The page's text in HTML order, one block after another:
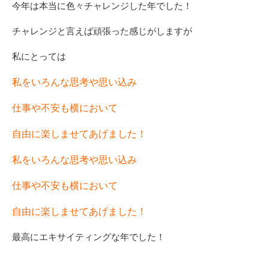
今年は本当に色々チャレンジした年でした！
チャレンジと言えば頑張った感じがしますが
私にとっては
私をいろんな思考や思い込み
仕事や不安も横において
自由に楽しませてあげました！
私をいろんな思考や思い込み
仕事や不安も横において
自由に楽しませてあげました！
最高にエキサイティングな年でした！